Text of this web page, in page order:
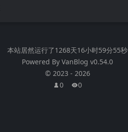
本站居然运行了1268天16小时59分55秒
Powered By VanBlog v0.54.0
© 2023 - 2026
0
0